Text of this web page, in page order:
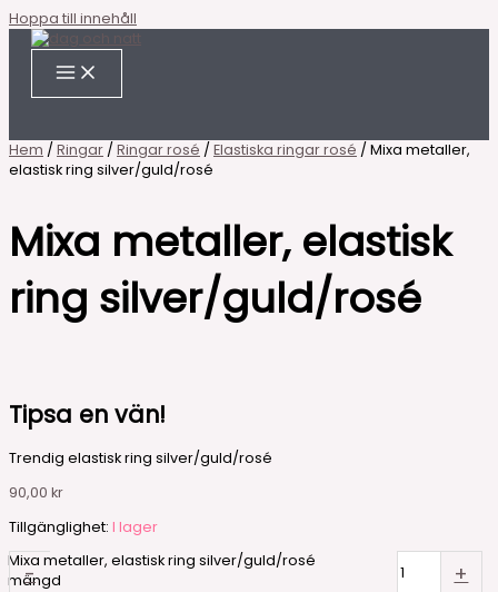
Hoppa till innehåll
Hem / Ringar / Ringar rosé / Elastiska ringar rosé / Mixa metaller,
elastisk ring silver/guld/rosé
Mixa metaller, elastisk
ring silver/guld/rosé
Tipsa en vän!
Trendig elastisk ring silver/guld/rosé
90,00 kr
Tillgänglighet: I lager
-
Mixa metaller, elastisk ring silver/guld/rosé
mängd
+